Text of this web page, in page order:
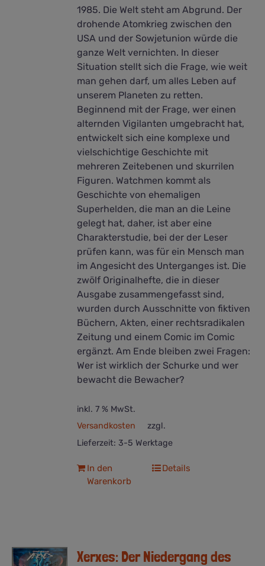
1985. Die Welt steht am Abgrund. Der
drohende Atomkrieg zwischen den
USA und der Sowjetunion würde die
ganze Welt vernichten. In dieser
Situation stellt sich die Frage, wie weit
man gehen darf, um alles Leben auf
unserem Planeten zu retten.
Beginnend mit der Frage, wer einen
alternden Vigilanten umgebracht hat,
entwickelt sich eine komplexe und
vielschichtige Geschichte mit
mehreren Zeitebenen und skurrilen
Figuren. Watchmen kommt als
Geschichte von ehemaligen
Superhelden, die man an die Leine
gelegt hat, daher, ist aber eine
Charakterstudie, bei der der Leser
prüfen kann, was für ein Mensch man
im Angesicht des Unterganges ist. Die
zwölf Originalhefte, die in dieser
Ausgabe zusammengefasst sind,
wurden durch Ausschnitte von fiktiven
Büchern, Akten, einer rechtsradikalen
Zeitung und einem Comic im Comic
ergänzt. Am Ende bleiben zwei Fragen:
Wer ist wirklich der Schurke und wer
bewacht die Bewacher?
inkl. 7 % MwSt.
zzgl.
Versandkosten
Lieferzeit: 3-5 Werktage
In den
Warenkorb
Details
Xerxes: Der Niedergang des